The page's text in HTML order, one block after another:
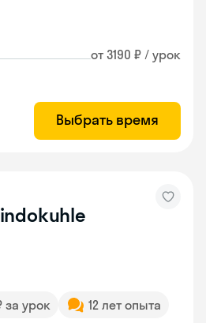
от 3190 ₽ / урок
Выбрать время
за урок
12 лет опыта